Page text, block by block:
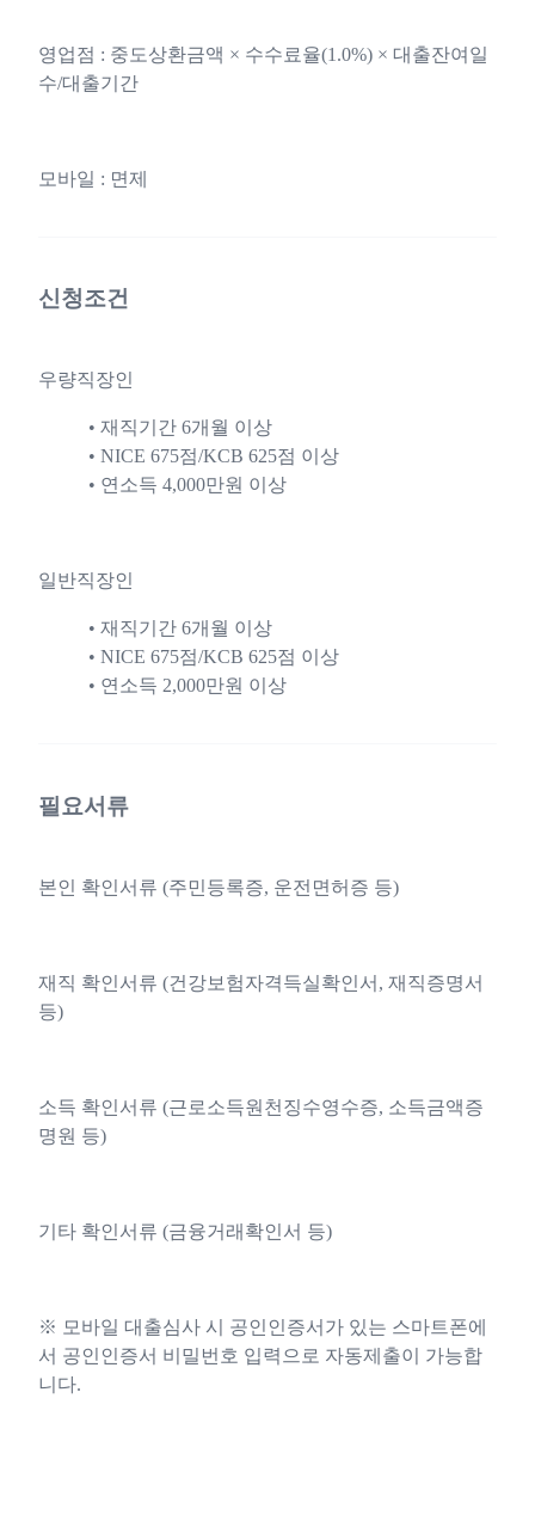
영업점 : 중도상환금액 × 수수료율(1.0%) × 대출잔여일
수/대출기간
모바일 : 면제
신청조건
우량직장인
재직기간 6개월 이상
NICE 675점/KCB 625점 이상
연소득 4,000만원 이상
일반직장인
재직기간 6개월 이상
NICE 675점/KCB 625점 이상
연소득 2,000만원 이상
필요서류
본인 확인서류 (주민등록증, 운전면허증 등)
재직 확인서류 (건강보험자격득실확인서, 재직증명서
등)
소득 확인서류 (근로소득원천징수영수증, 소득금액증
명원 등)
기타 확인서류 (금융거래확인서 등)
※ 모바일 대출심사 시 공인인증서가 있는 스마트폰에
서 공인인증서 비밀번호 입력으로 자동제출이 가능합
니다.